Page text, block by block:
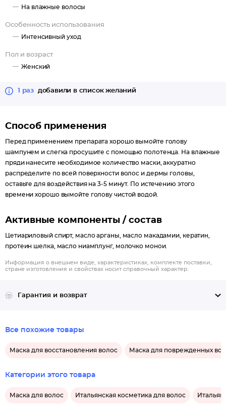
На влажные волосы
Особенность использования
Интенсивный уход
Пол и возраст
Женский
1 раз добавили в список желаний
Способ применения
Перед применением препарата хорошо вымойте голову
шампунем и слегка просушите с помощью полотенца. На влажные
пряди нанесите необходимое количество маски, аккуратно
распределите по всей поверхности волос и дермы головы,
оставьте для воздействия на 3-5 минут. По истечению этого
времени хорошо вымойте голову чистой водой.
Активные компоненты / состав
Цетиариловый спирт, масло арганы, масло макадамии, кератин,
протеин шелка, масло ниамплунг, молочко монои.
Информация о внешнем виде, характеристиках, комплекте поставки,
стране изготовления и свойствах носит справочный характер.
Гарантия и возврат
Все похожие товары
Маска для восстановления волос Маска для поврежденных
Категории этого товара
Маска для волос Итальянская косметика для волос